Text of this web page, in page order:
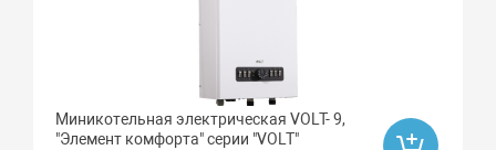
ELECTROVEL
Миникотельная электрическая VOLT- 9,
"Элемент комфорта" серии "VOLT"